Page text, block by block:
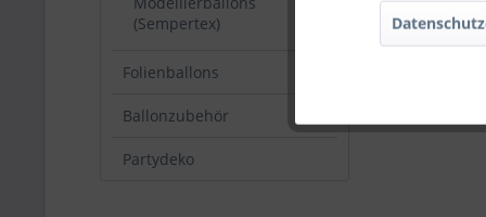
(Sempertex)
Folienballons
Ballonzubehör
Partydeko